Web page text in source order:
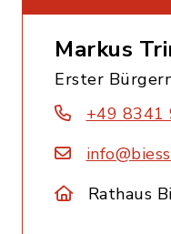
Markus
Erster
+49 8341
Rathaus